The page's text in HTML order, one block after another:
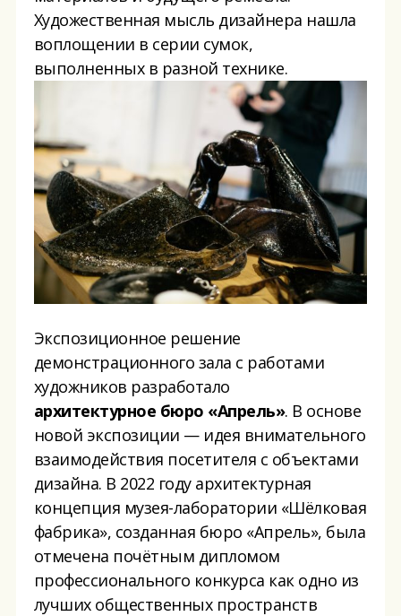
Художественная мысль дизайнера нашла
воплощении в серии сумок,
выполненных в разной технике.
Экспозиционное решение
демонстрационного зала с работами
художников разработало
архитектурное бюро «Апрель». В основе
новой экспозиции — идея внимательного
взаимодействия посетителя с объектами
дизайна. В 2022 году архитектурная
концепция музея-лаборатории «Шёлковая
фабрика», созданная бюро «Апрель», была
отмечена почётным дипломом
профессионального конкурса как одно из
лучших общественных пространств